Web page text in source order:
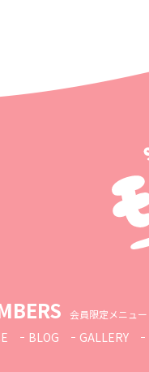
会員限定メニュー
BLOG GALLERY